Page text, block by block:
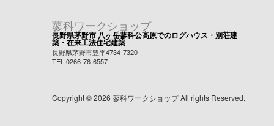
蓼科ワークショップ
長野県茅野市 八ヶ岳蓼科公高原でのログハウス・別荘建
築・在来工法住宅建築
長野県茅野市豊平4734-7320
TEL:0266-76-6557
Copyright © 2026 蓼科ワークショップ All rights Reserved.